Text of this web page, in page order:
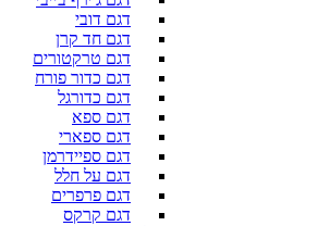
דגם דובי
דגם חד קרן
דגם טרקטורים
דגם כדור פורח
דגם כדורגל
דגם ספא
דגם ספארי
דגם ספיידרמן
דגם על חלל
דגם פרפרים
דגם קרקס